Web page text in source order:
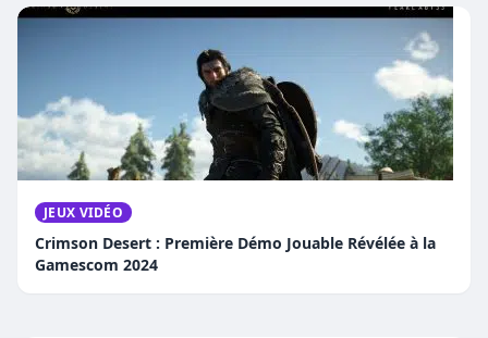
JEUX VIDÉO
Crimson Desert : Première Démo Jouable Révélée à la
Gamescom 2024